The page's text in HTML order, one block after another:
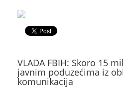
VLADA FBIH: Skoro 15
javnim poduzećima iz
komunikacija